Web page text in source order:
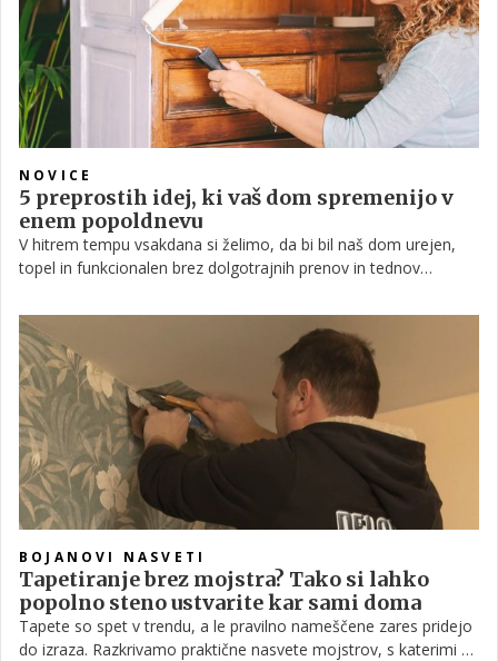
NOVICE
5 preprostih idej, ki vaš dom spremenijo v
enem popoldnevu
V hitrem tempu vsakdana si želimo, da bi bil naš dom urejen,
topel in funkcionalen brez dolgotrajnih prenov in tednov
veliko časa, ne visokih stroškov. Z nekaj premišljenimi potezami
lahko že v enem samem popoldnevu ustvarimo prijetnejši dom.
BOJANOVI NASVETI
Tapetiranje brez mojstra? Tako si lahko
popolno steno ustvarite kar sami doma
Tapete so spet v trendu, a le pravilno nameščene zares pridejo
do izraza. Razkrivamo praktične nasvete mojstrov, s katerimi se